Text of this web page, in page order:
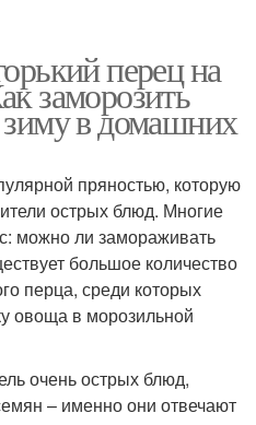
перец на
заморозить
в домашних
пряностью, которую
острых блюд. Многие
можно ли замораживать
большое количество
перца, среди которых
овоща в морозильной
очень острых блюд,
– именно они отвечают